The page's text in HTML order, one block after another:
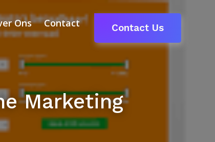
Ons Contact Contact Us
Marketing